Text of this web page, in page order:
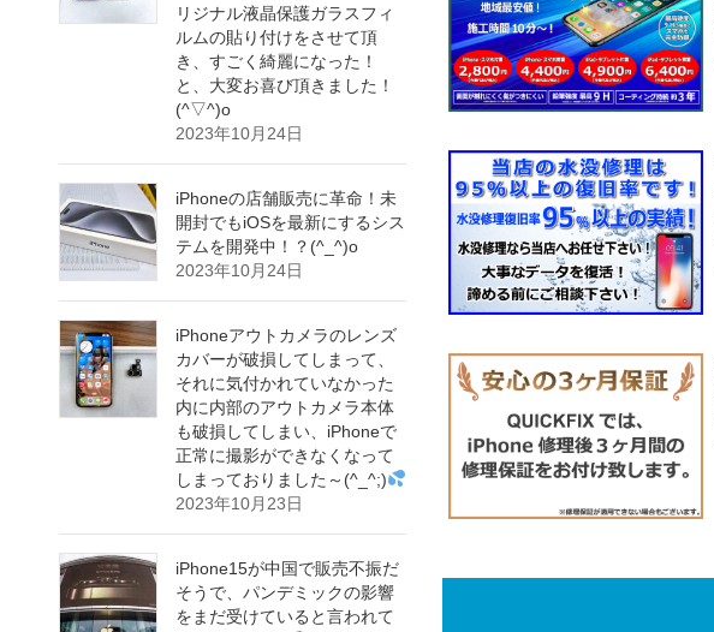
リジナル液晶保護ガラスフィ
ルムの貼り付けをさせて頂
き、すごく綺麗になった！
と、大変お喜び頂きました！
(^▽^)o
2023年10月24日
iPhoneの店舗販売に革命！未
開封でもiOSを最新にするシス
テムを開発中！？(^_^)o
2023年10月24日
iPhoneアウトカメラのレンズ
カバーが破損してしまって、
それに気付かれていなかった
内に内部のアウトカメラ本体
も破損してしまい、iPhoneで
正常に撮影ができなくなって
しまっておりました～(^_^;)
2023年10月23日
iPhone15が中国で販売不振だ
そうで、パンデミックの影響
をまだ受けていると言われて